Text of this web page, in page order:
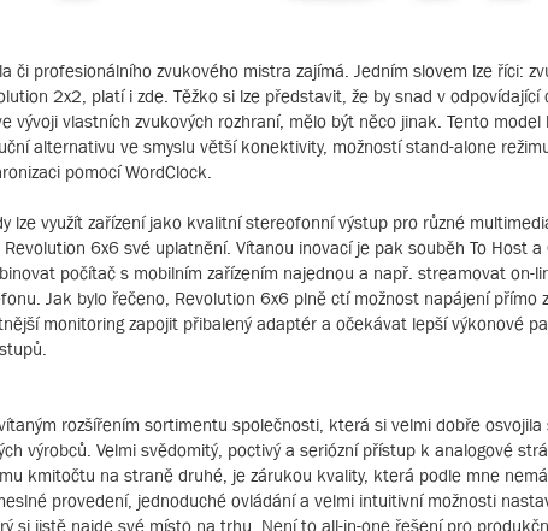
či profesionálního zvukového mistra zajímá. Jedním slovem lze říci:
2x2, platí i zde. Těžko si lze představit, že by snad v odpovídající
vývoji vlastních zvukových rozhraní, mělo být něco jinak. Tento model
alternativu ve smyslu větší konektivity, možností stand-alone
pomocí WordClock.
lze využít zařízení jako kvalitní stereofonní výstup pro různé
6x6 své uplatnění. Vítanou inovací je pak souběh To Host a
počítač s mobilním zařízením najednou a např. streamovat on-
Jak bylo řečeno, Revolution 6x6 plně ctí možnost napájení přímo
monitoring zapojit přibalený adaptér a očekávat lepší výkonové
rozšířením sortimentu společnosti, která si velmi dobře osvojila
výrobců. Velmi svědomitý, poctivý a seriózní přístup k analogové
kmitočtu na straně druhé, je zárukou kvality, která podle mne
provedení, jednoduché ovládání a velmi intuitivní možnosti
si jistě najde své místo na trhu. Není to all-in-one řešení pro